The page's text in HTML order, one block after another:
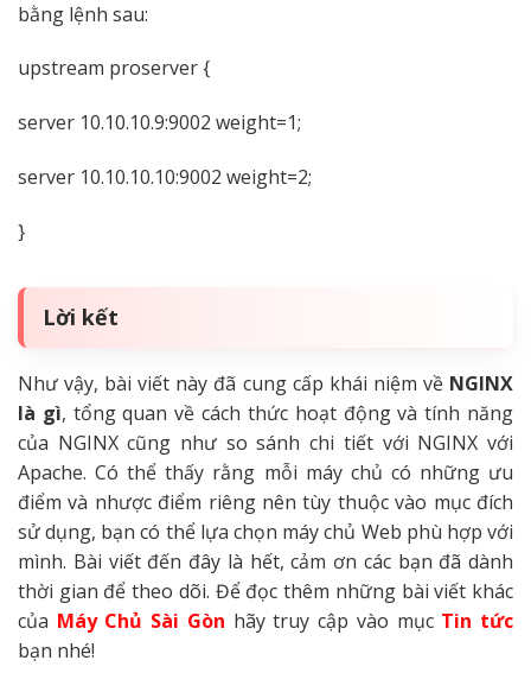
bằng lệnh sau:
upstream proserver {
server 10.10.10.9:9002 weight=1;
server 10.10.10.10:9002 weight=2;
}
Lời kết
Như vậy, bài viết này đã cung cấp khái niệm về NGINX
là gì, tổng quan về cách thức hoạt động và tính năng
của NGINX cũng như so sánh chi tiết với NGINX với
Apache. Có thể thấy rằng mỗi máy chủ có những ưu
điểm và nhược điểm riêng nên tùy thuộc vào mục đích
sử dụng, bạn có thể lựa chọn máy chủ Web phù hợp với
mình. Bài viết đến đây là hết, cảm ơn các bạn đã dành
thời gian để theo dõi. Để đọc thêm những bài viết khác
của Máy Chủ Sài Gòn hãy truy cập vào mục Tin tức
bạn nhé!